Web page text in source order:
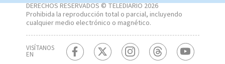
DERECHOS RESERVADOS © TELEDIARIO 2026
Prohibida la reproducción total o parcial, incluyendo
cualquier medio electrónico o magnético.
VISÍTANOS
EN